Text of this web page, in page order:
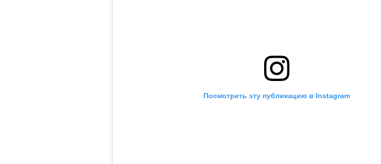
Посмотреть эту публикацию в Instagram